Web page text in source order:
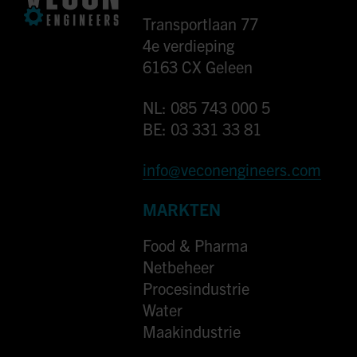
Transportlaan 77
4e verdieping
6163 CX Geleen
NL: 085 743 000 5
BE: 03 331 33 81
info@veconengineers.com
MARKTEN
Food & Pharma
Netbeheer
Procesindustrie
Water
Maakindustrie